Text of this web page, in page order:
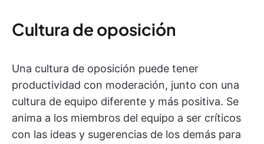
Cultura de oposición
Una cultura de oposición puede tener
productividad con moderación, junto con una
cultura de equipo diferente y más positiva. Se
anima a los miembros del equipo a ser críticos
con las ideas y sugerencias de los demás para